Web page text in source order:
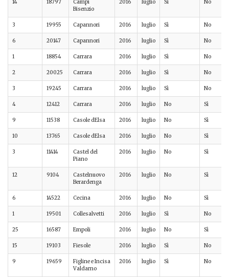
14 18797
Campi
Bisenzio
2016 luglio Sì No
3 19955 Capannori 2016 luglio Sì No
6 20147 Capannori 2016 luglio Sì No
1 18854 Carrara 2016 luglio Sì No
2 20025 Carrara 2016 luglio Sì No
3 19245 Carrara 2016 luglio Sì No
4 12412 Carrara 2016 luglio No Sì
9 11538 Casole dElsa 2016 luglio No Sì
10 13765 Casole dElsa 2016 luglio No Sì
3 11414
Castel del
Piano
2016 luglio No Sì
12 9104
Castelnuovo
Berardenga
2016 luglio No Sì
6 14522 Cecina 2016 luglio No Sì
1 19501 Collesalvetti 2016 luglio Sì No
25 16587 Empoli 2016 luglio No Sì
15 19103 Fiesole 2016 luglio Sì No
9 19659
Figline e Incisa
Valdarno
2016 luglio Sì No